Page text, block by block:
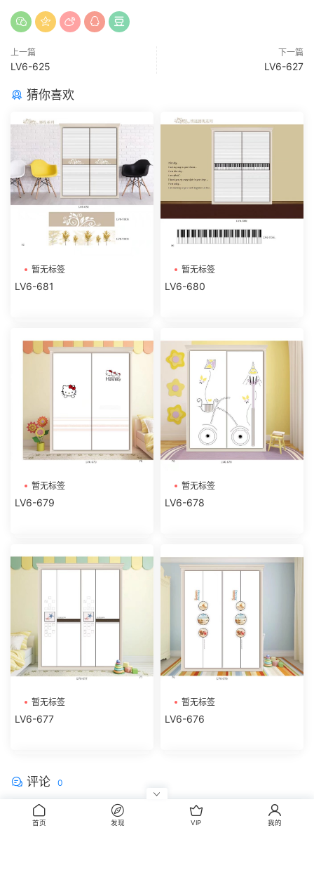
上一篇
LV6-625
下一篇
LV6-627
猜你喜欢
暂无标签
LV6-681
暂无标签
LV6-680
暂无标签
LV6-679
暂无标签
LV6-678
暂无标签
LV6-677
暂无标签
LV6-676
评论 0
首页 发现 VIP 我的